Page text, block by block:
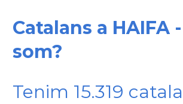
Catalans a HAIFA
som?
Tenim 15.319